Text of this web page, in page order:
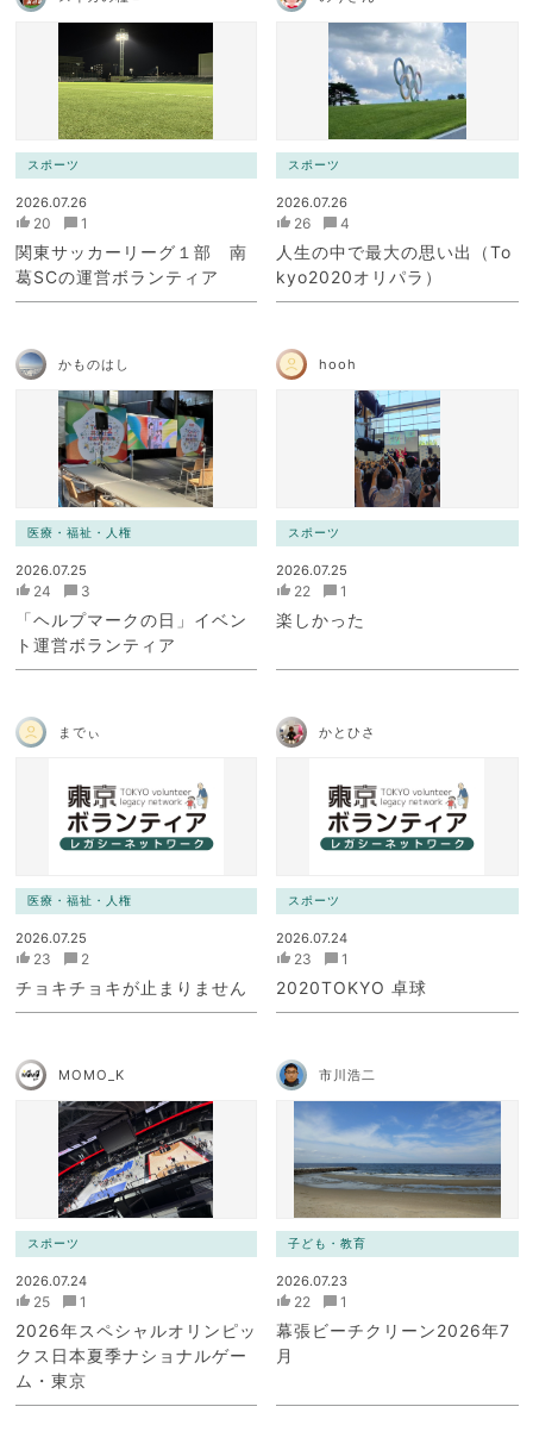
スポーツ
2026.07.26
20 1
関東サッカーリーグ１部 南
葛SCの運営ボランティア
スポーツ
2026.07.26
26 4
人生の中で最大の思い出（To
kyo2020オリパラ）
かものはし
医療・福祉・人権
2026.07.25
24 3
「ヘルプマークの日」イベン
ト運営ボランティア
hooh
スポーツ
2026.07.25
22 1
楽しかった
までぃ
医療・福祉・人権
2026.07.25
23 2
チョキチョキが止まりません
かとひさ
スポーツ
2026.07.24
23 1
2020TOKYO 卓球
MOMO_K
スポーツ
2026.07.24
25 1
2026年スペシャルオリンピッ
クス日本夏季ナショナルゲー
ム・東京
市川浩二
子ども・教育
2026.07.23
22 1
幕張ビーチクリーン2026年7
月